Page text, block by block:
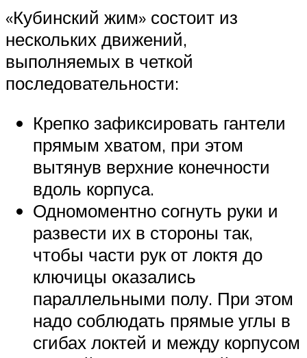
«Кубинский жим» состоит из
нескольких движений,
выполняемых в четкой
последовательности:
Крепко зафиксировать гантели
прямым хватом, при этом
вытянув верхние конечности
вдоль корпуса.
Одномоментно согнуть руки и
развести их в стороны так,
чтобы части рук от локтя до
ключицы оказались
параллельными полу. При этом
надо соблюдать прямые углы в
сгибах локтей и между корпусом